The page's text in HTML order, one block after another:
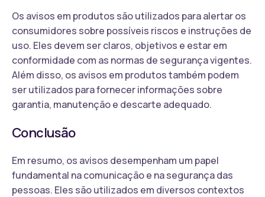
Os avisos em produtos são utilizados para alertar os
consumidores sobre possíveis riscos e instruções de
uso. Eles devem ser claros, objetivos e estar em
conformidade com as normas de segurança vigentes.
Além disso, os avisos em produtos também podem
ser utilizados para fornecer informações sobre
garantia, manutenção e descarte adequado.
Conclusão
Em resumo, os avisos desempenham um papel
fundamental na comunicação e na segurança das
pessoas. Eles são utilizados em diversos contextos